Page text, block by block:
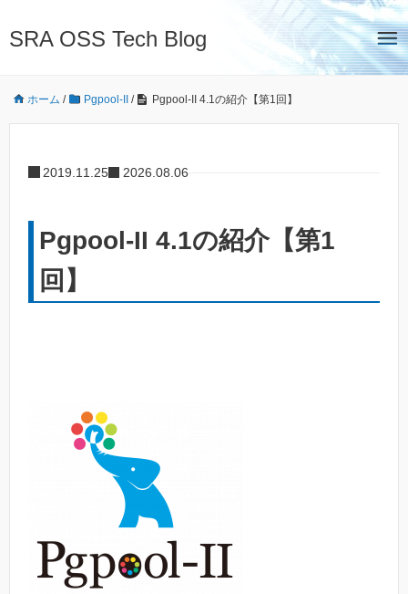
SRA OSS Tech Blog
ホーム / Pgpool-II / Pgpool-II 4.1の紹介【第1回】
2019.11.25 2026.08.06
Pgpool-II 4.1の紹介【第1
回】